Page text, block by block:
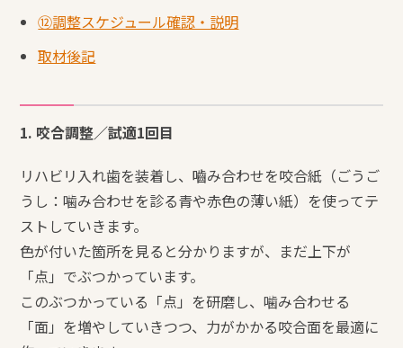
⑫調整スケジュール確認・説明
取材後記
1. 咬合調整／試適1回目
リハビリ入れ歯を装着し、嚙み合わせを咬合紙（ごうご
うし：噛み合わせを診る青や赤色の薄い紙）を使ってテ
ストしていきます。
色が付いた箇所を見ると分かりますが、まだ上下が
「点」でぶつかっています。
このぶつかっている「点」を研磨し、噛み合わせる
「面」を増やしていきつつ、力がかかる咬合面を最適に